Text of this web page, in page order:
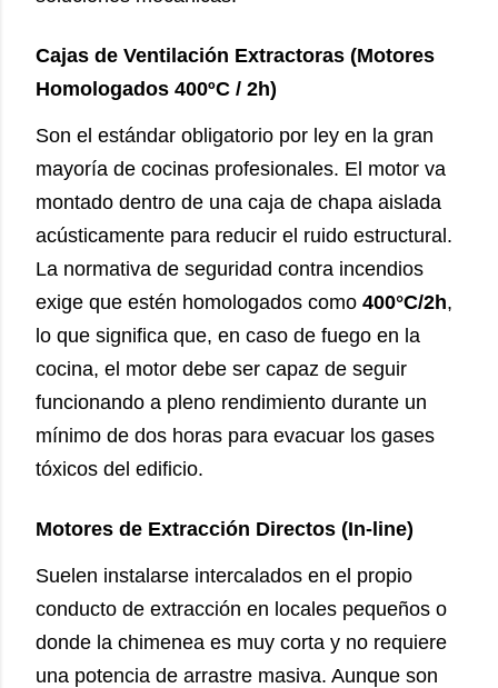
Cajas de Ventilación Extractoras (Motores
Homologados 400ºC / 2h)
Son el estándar obligatorio por ley en la gran
mayoría de cocinas profesionales. El motor va
montado dentro de una caja de chapa aislada
acústicamente para reducir el ruido estructural.
La normativa de seguridad contra incendios
exige que estén homologados como 400°C/2h,
lo que significa que, en caso de fuego en la
cocina, el motor debe ser capaz de seguir
funcionando a pleno rendimiento durante un
mínimo de dos horas para evacuar los gases
tóxicos del edificio.
Motores de Extracción Directos (In-line)
Suelen instalarse intercalados en el propio
conducto de extracción en locales pequeños o
donde la chimenea es muy corta y no requiere
una potencia de arrastre masiva. Aunque son